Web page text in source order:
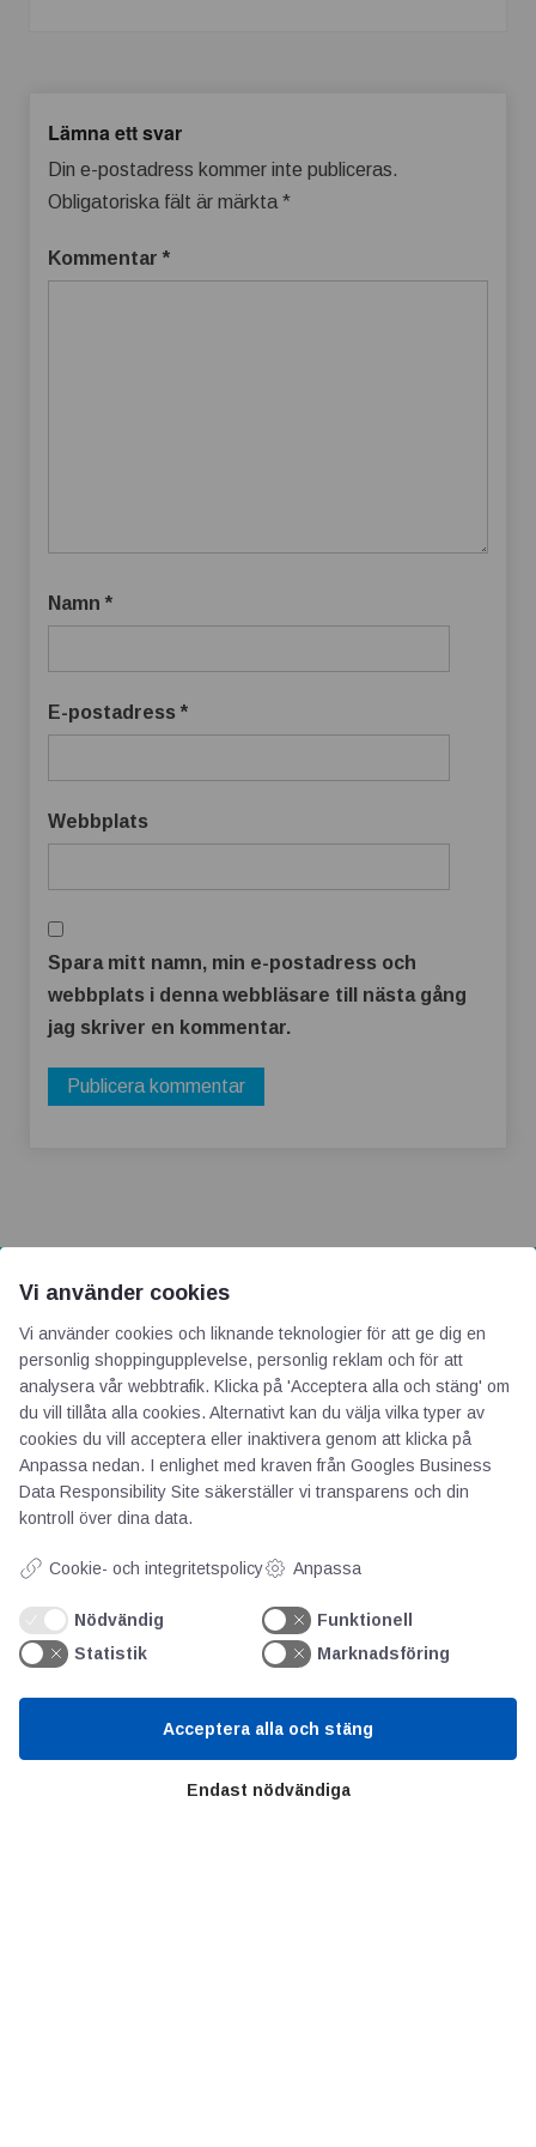
Lämna ett svar
Din e-postadress kommer inte publiceras.
Obligatoriska fält är märkta*
Kommentar *
Namn *
E-postadress *
Webbplats
Spara mitt namn, min e-postadress och
webbplats i denna webbläsare till nästa gång
jag skriver en kommentar.
AOTI
Om oss
Priser
GDPR
Kunskapscentrum
SIFU
Chalmers Industriteknik
Vi använder cookies
Vi använder cookies och liknande teknologier för att ge dig en
personlig shoppingupplevelse, personlig reklam och för att
analysera vår webbtrafik. Klicka på 'Acceptera alla och stäng' om
du vill tillåta alla cookies. Alternativt kan du välja vilka typer av
cookies du vill acceptera eller inaktivera genom att klicka på
Anpassa nedan. I enlighet med kraven från Googles Business
Data Responsibility Site säkerställer vi transparens och din
kontroll över dina data.
Cookie- och integritetspolicy Anpassa
Nödvändig
Funktionell
Statistik
Marknadsföring
Endast nödvändiga
Acceptera alla och stäng